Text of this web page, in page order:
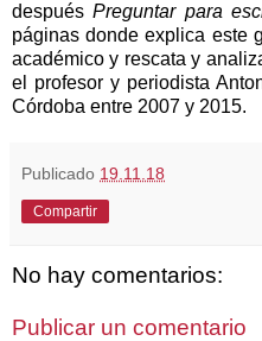
despuésPreguntar para
páginas donde explica este
académico y rescata y
el profesor y periodista
Córdoba entre 2007 y 2015.
Publicado 19.11.18
Compartir
No hay comentarios:
Publicar un comentario